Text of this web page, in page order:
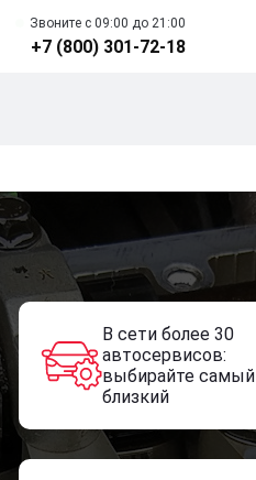
Звоните c 09:00 до 21:00
+7 (800) 301-72-18
В сети более 30
автосервисов:
выбирайте самый
близкий